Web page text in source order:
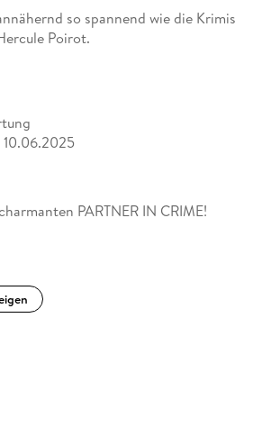
so spannend wie die Krimis
Poirot.
10.06.2025
PARTNER IN CRIME!